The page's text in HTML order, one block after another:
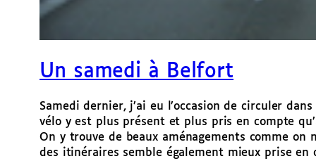
Un samedi à Belfort
Samedi dernier, j’ai eu l’occasion de circuler
vélo y est plus présent et plus pris en compte
On y trouve de beaux aménagements comme on
des itinéraires semble également mieux prise